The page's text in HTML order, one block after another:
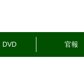
DVD 官報